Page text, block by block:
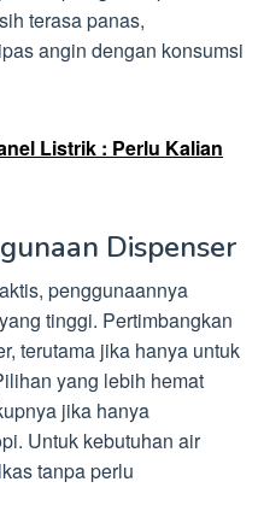
terasa panas,
angin dengan konsumsi
Listrik : Perlu Kalian
Dispenser
penggunaannya
tinggi. Pertimbangkan
terutama jika hanya untuk
yang lebih hemat
jika hanya
Untuk kebutuhan air
tanpa perlu